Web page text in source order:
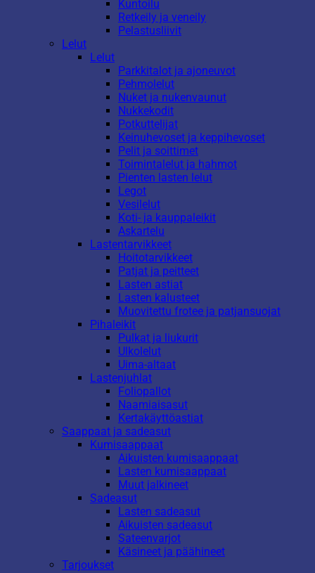
Kuntoilu
Retkeily ja veneily
Pelastusliivit
Lelut
Lelut
Parkkitalot ja ajoneuvot
Pehmolelut
Nuket ja nukenvaunut
Nukkekodit
Potkuttelijat
Keinuhevoset ja keppihevoset
Pelit ja soittimet
Toimintalelut ja hahmot
Pienten lasten lelut
Legot
Vesilelut
Koti- ja kauppaleikit
Askartelu
Lastentarvikkeet
Hoitotarvikkeet
Patjat ja peitteet
Lasten astiat
Lasten kalusteet
Muovitettu frotee ja patjansuojat
Pihaleikit
Pulkat ja liukurit
Ulkolelut
Uima-altaat
Lastenjuhlat
Foliopallot
Naamiaisasut
Kertakäyttöastiat
Saappaat ja sadeasut
Kumisaappaat
Aikuisten kumisaappaat
Lasten kumisaappaat
Muut jalkineet
Sadeasut
Lasten sadeasut
Aikuisten sadeasut
Sateenvarjot
Käsineet ja päähineet
Tarjoukset